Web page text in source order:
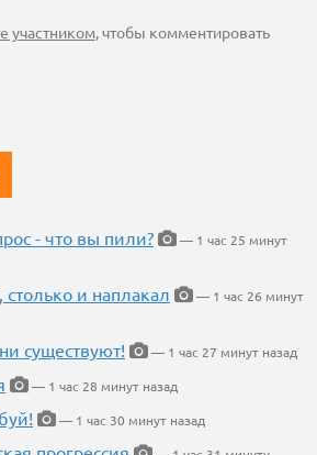
участником, чтобы комментировать
- что вы пили?
— 1 час 25 минут
столько и наплакал
— 1 час 26 минут
существуют!
— 1 час 27 минут назад
— 1 час 28 минут назад
— 1 час 30 минут назад